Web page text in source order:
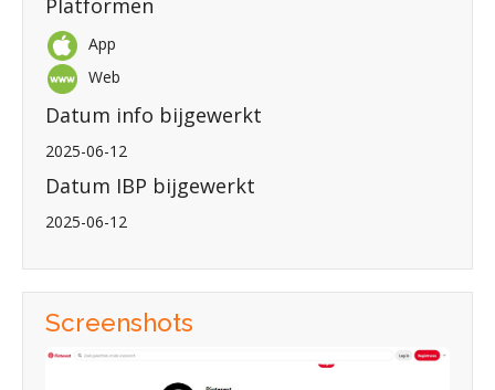
App
Web
Datum info bijgewerkt
2025-06-12
Datum IBP bijgewerkt
2025-06-12
Screenshots